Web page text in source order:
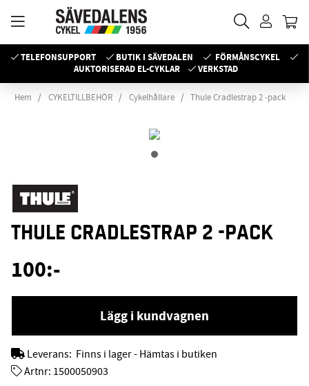
TELEFONSUPPORT BUTIK I SÄVEDALEN
FÖRMÅNSCYKEL
AUKTORISERAD EL-CYKLAR
VERKSTAD
Hem CYKELTILLBEHÖR Cykelhållare Thule Cradlestrap 2 -pack
THULE CRADLESTRAP 2 -PACK
100:-
Lägg i kundvagnen
Leverans: Finns i lager - Hämtas i butiken
Artnr: 1500050903